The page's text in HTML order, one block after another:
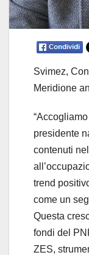
Svimez,
Meridione
presidente
contenuti
trend
come un
Questa
fondi del
ZES,